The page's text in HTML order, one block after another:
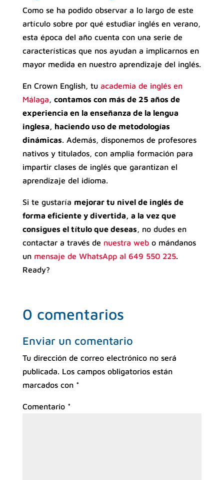
Como se ha podido observar a lo largo de este
artículo sobre por qué estudiar inglés en verano,
esta época del año cuenta con una serie de
características que nos ayudan a implicarnos en
mayor medida en nuestro aprendizaje del inglés.
En Crown English, tu academia de inglés en
Málaga, contamos con más de 25 años de
experiencia en la enseñanza de la lengua
inglesa, haciendo uso de metodologías
dinámicas. Además, disponemos de profesores
nativos y titulados, con amplia formación para
impartir clases de inglés que garantizan el
aprendizaje del idioma.
Si te gustaría mejorar tu nivel de inglés de
forma eficiente y divertida, a la vez que
consigues el título que deseas, no dudes en
contactar a través de nuestra webo mándanos
unmensaje de WhatsApp al 649 550 225.
Ready?
0 comentarios
Enviar un comentario
Tu dirección de correo electrónico no será
publicada. Los campos obligatorios están
marcados con *
Comentario *